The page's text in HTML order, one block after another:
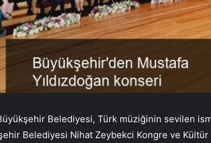
Belediyesi, Türk müziğinin sevilen
Belediyesi Nihat Zeybekci Kongre ve Kültür